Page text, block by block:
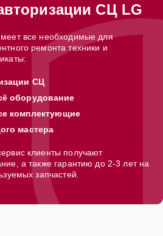
СЦ LG
все необходимые для
ремонта техники и
СЦ
оборудование
комплектующие
мастера
клиенты получают
а также гарантию до 2-3 лет на
запчастей.